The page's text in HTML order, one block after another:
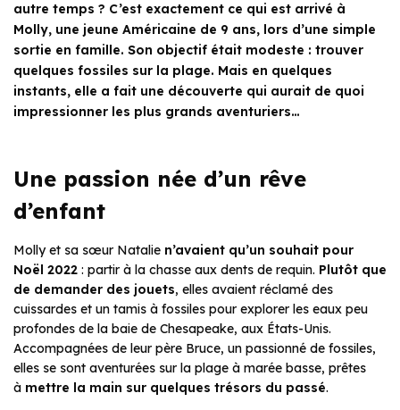
autre temps ? C’est exactement ce qui est arrivé à
Molly, une jeune Américaine de 9 ans, lors d’une simple
sortie en famille. Son objectif était modeste : trouver
quelques fossiles sur la plage. Mais en quelques
instants, elle a fait une découverte qui aurait de quoi
impressionner les plus grands aventuriers…
Une passion née d’un rêve
d’enfant
Molly et sa sœur Natalie n’avaient qu’un souhait pour
Noël 2022 : partir à la chasse aux dents de requin. Plutôt que
de demander des jouets, elles avaient réclamé des
cuissardes et un tamis à fossiles pour explorer les eaux peu
profondes de la baie de Chesapeake, aux États-Unis.
Accompagnées de leur père Bruce, un passionné de fossiles,
elles se sont aventurées sur la plage à marée basse, prêtes
à mettre la main sur quelques trésors du passé.